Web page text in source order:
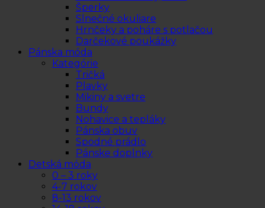
Šperky
Slnečné okuliare
Hrnčeky a poháre s potlačou
Darčekové poukážky
Pánska móda
Kategórie
Tričká
Plavky
Mikiny a svetre
Bundy
Nohavice a tepláky
Pánska obuv
Spodné prádlo
Pánske doplnky
Detská móda
0 – 3 roky
4-7 rokov
8-13 rokov